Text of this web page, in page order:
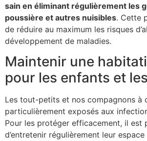
sain en éliminant régulièrement les
poussière et autres nuisibles. Cette
de réduire au maximum les risques
développement de maladies.
Maintenir une
pour les enfants et
Les tout-petits et nos compagnons à
particulièrement exposés aux
Pour les protéger efficacement, il est
d’entretenir régulièrement leur